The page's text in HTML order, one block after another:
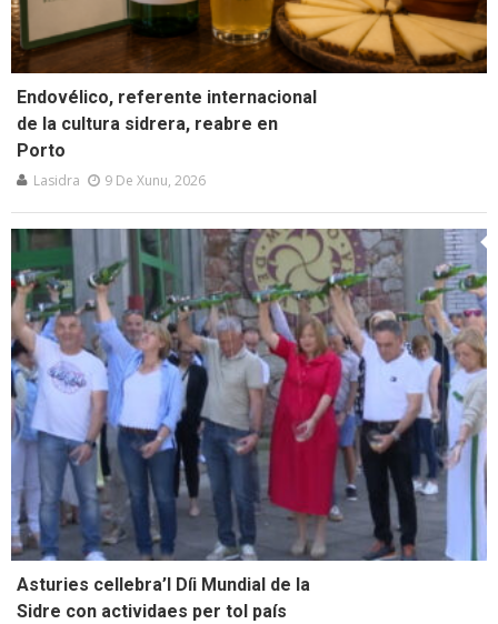
Endovélico, referente internacional
de la cultura sidrera, reabre en
Porto
Lasidra 9 De Xunu, 2026
Asturies cellebra’l Díi Mundial de la
Sidre con actividaes per tol país